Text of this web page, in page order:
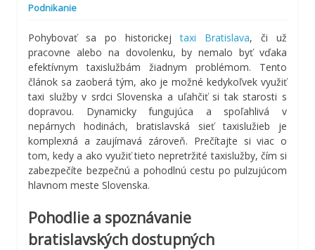
Podnikanie
Pohybovať sa po historickejtaxi Bratislava, či už
pracovne alebo na dovolenku, by nemalo byť vďaka
efektívnym taxislužbám žiadnym problémom. Tento
článok sa zaoberá tým, ako je možné kedykoľvek využiť
taxi služby v srdci Slovenska a uľahčiť si tak starosti s
dopravou. Dynamicky fungujúca a spoľahlivá v
nepárnych hodinách, bratislavská sieť taxislužieb je
komplexná a zaujímavá zároveň. Prečítajte si viac o
tom, kedy a ako využiť tieto nepretržité taxislužby, čím si
zabezpečíte bezpečnú a pohodlnú cestu po pulzujúcom
hlavnom meste Slovenska.
Pohodlie a spoznávanie
bratislavských dostupných